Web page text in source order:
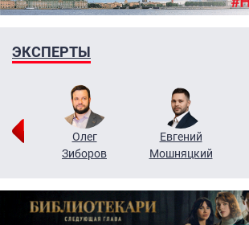
ЭКСПЕРТЫ
Олег
Зиборов
Евгений
Мошняцкий